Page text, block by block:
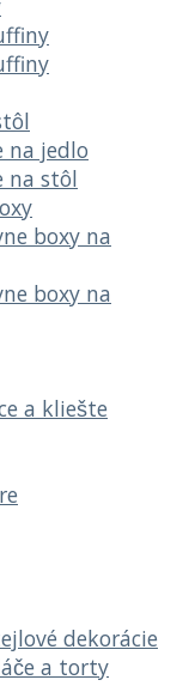
na jedlo
na stôl
boxy na
boxy na
a kliešte
dekorácie
a torty